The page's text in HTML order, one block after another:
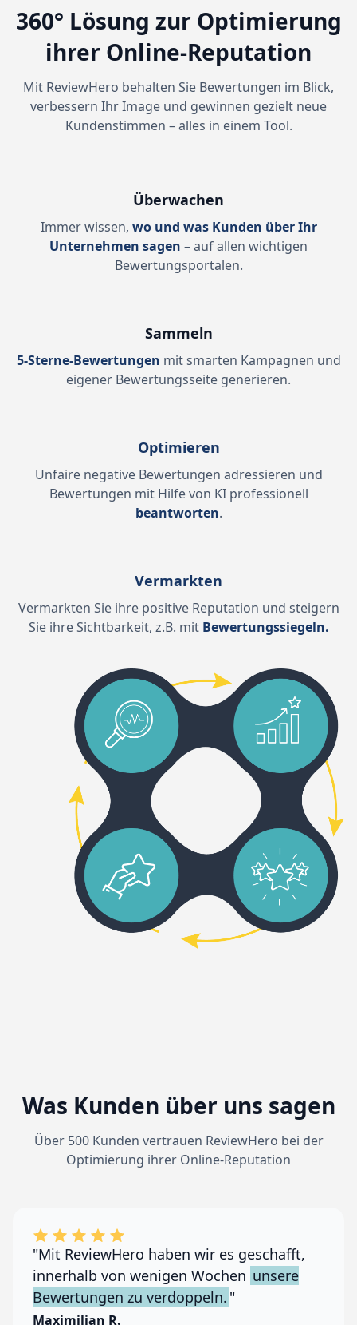
360° Lösung zur Optimierung
ihrer Online-Reputation
Mit ReviewHero behalten Sie Bewertungen im Blick,
verbessern Ihr Image und gewinnen gezielt neue
Kundenstimmen – alles in einem Tool.
Überwachen
Immer wissen, wo und was Kunden über Ihr
Unternehmen sagen – auf allen wichtigen
Bewertungsportalen.
Sammeln
5-Sterne-Bewertungen mit smarten Kampagnen und
eigener Bewertungsseite generieren.
Optimieren
Unfaire negative Bewertungen adressieren und
Bewertungen mit Hilfe von KI professionell
beantworten.
Vermarkten
Vermarkten Sie ihre positive Reputation und steigern
Sie ihre Sichtbarkeit, z.B. mit Bewertungssiegeln.
Was Kunden über uns sagen
Über 500 Kunden vertrauen ReviewHero bei der
Optimierung ihrer Online-Reputation
"Mit ReviewHero haben wir es geschafft,
innerhalb von wenigen Wochen unsere
Bewertungen zu verdoppeln. "
Maximilian R.